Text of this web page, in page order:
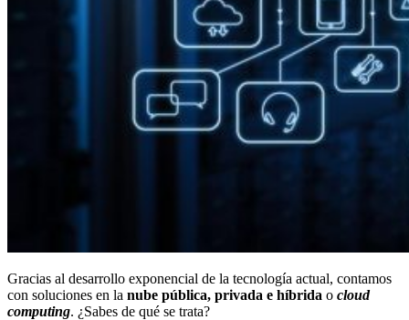
Gracias al desarrollo exponencial de la tecnología actual, contamos
con soluciones en la nube pública, privada e híbrida o cloud
computing. ¿Sabes de qué se trata?